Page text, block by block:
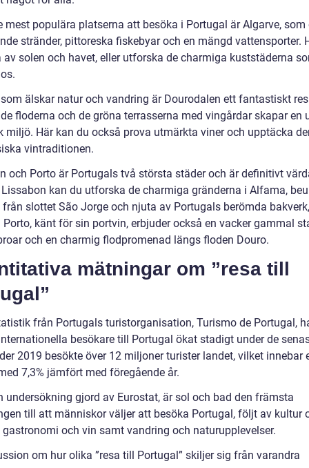
mest populära platserna att besöka i Portugal är Algarve, som
stränder, pittoreska fiskebyar och en mängd vattensporter.
av solen och havet, eller utforska de charmiga kuststäderna
älskar natur och vandring är Dourodalen ett fantastiskt
floderna och de gröna terrasserna med vingårdar skapar en
miljö. Här kan du också prova utmärkta viner och upptäcka
vintraditionen.
och Porto är Portugals två största städer och är definitivt
kan du utforska de charmiga gränderna i Alfama,
slottet São Jorge och njuta av Portugals berömda
Porto, känt för sin portvin, erbjuder också en vacker gammal
och en charmig flodpromenad längs floden Douro.
mätningar om ”resa till
från Portugals turistorganisation, Turismo de Portugal,
besökare till Portugal ökat stadigt under de
2019 besökte över 12 miljoner turister landet, vilket innebar
7,3% jämfört med föregående år.
undersökning gjord av Eurostat, är sol och bad den främsta
till att människor väljer att besöka Portugal, följt av kultur
och vin samt vandring och naturupplevelser.
om hur olika ”resa till Portugal” skiljer sig från varandra